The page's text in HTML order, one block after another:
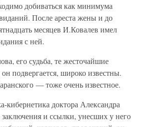
добиваться как минимума
После ареста жены и до
месяцев И.Ковалев имел
с ней.
его судьба, те жесточайшие
подвергается, широко известны.
— тоже очень известное.
кибернетика доктора Александра
и ссылки, унесших у него